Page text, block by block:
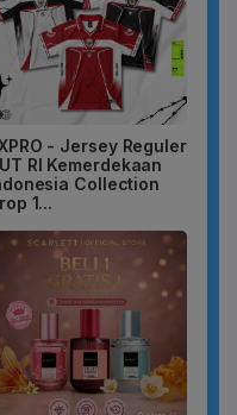
- Jersey Reguler
RI Kemerdekaan
Collection
1...